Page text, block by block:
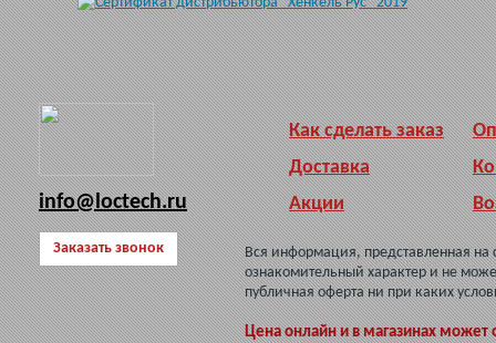
info@loctech.ru
Заказать звонок
Как сделать заказ
Доставка
Акции
Вся информация, представленная на
ознакомительный характер и не
публичная оферта ни при каких
Цена онлайн и в магазинах может